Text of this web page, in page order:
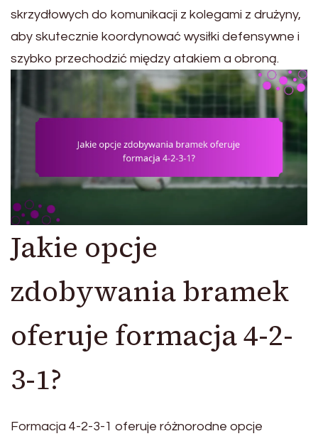
skrzydłowych do komunikacji z kolegami z drużyny,
aby skutecznie koordynować wysiłki defensywne i
szybko przechodzić między atakiem a obroną.
Jakie opcje
zdobywania bramek
oferuje formacja 4-2-
3-1?
Formacja 4-2-3-1 oferuje różnorodne opcje